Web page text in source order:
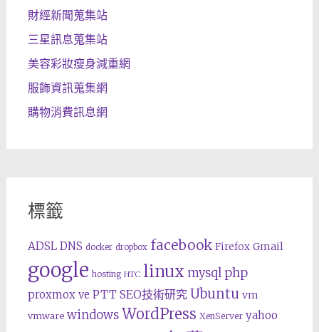
財經新聞蒐集站
三星訊息蒐集站
美容彩妝瘦身減重網
服飾資訊蒐集網
購物消費訊息網
標籤
ADSL DNS docker dropbox facebook Firefox Gmail
google hosting HTC linux mysql php
proxmox ve PTT SEO技術研究 Ubuntu vm
vmware windows WordPress XenServer yahoo